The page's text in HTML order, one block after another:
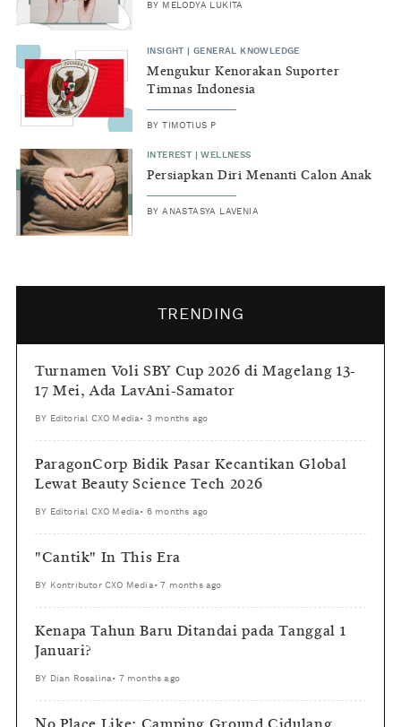
BY MELODYA LUKITA
INSIGHT |GENERAL KNOWLEDGE
Mengukur Kenorakan Suporter
Timnas Indonesia
BYTIMOTIUS P
INTEREST |WELLNESS
Persiapkan Diri Menanti Calon Anak
BYANASTASYA LAVENIA
TRENDING
Turnamen Voli SBY Cup 2026 di Magelang 13-
17 Mei, Ada LavAni-Samator
BY Editorial CXO Media• 3 months ago
ParagonCorp Bidik Pasar Kecantikan Global
Lewat Beauty Science Tech 2026
BY Editorial CXO Media• 6 months ago
"Cantik" In This Era
BY Kontributor CXO Media•7 months ago
Kenapa Tahun Baru Ditandai pada Tanggal 1
Januari?
BY Dian Rosalina• 7 months ago